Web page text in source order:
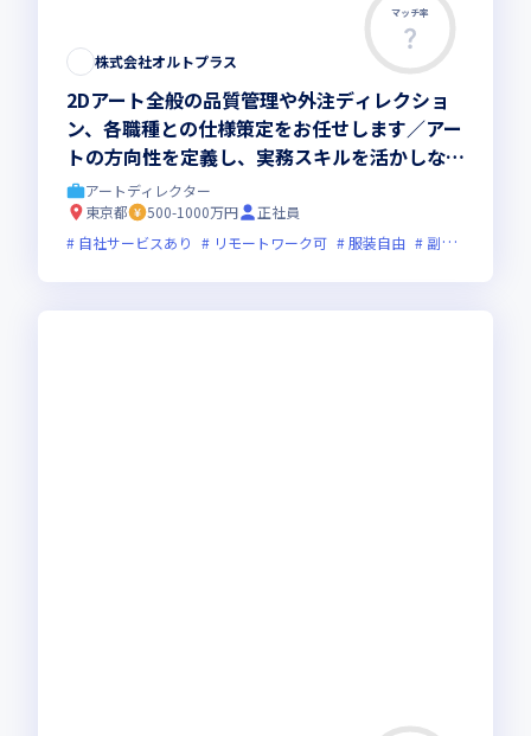
マッチ率
株式会社オルトプラス
2Dアート全般の品質管理や外注ディレクショ
ン、各職種との仕様策定をお任せします／アー
トの方向性を定義し、実務スキルを活かしなが
ら世界観づくりに深く携われます
アートディレクター
東京都
500-1000万円
正社員
自社サービスあり
リモートワーク可 服装自由 副業可